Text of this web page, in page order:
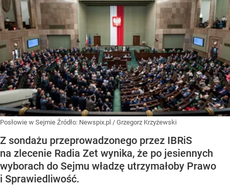
Posłowie w Sejmie Źródło: Newspix.pl / Grzegorz Krzyżewski
Z sondażu przeprowadzonego przez IBRiS
na zlecenie Radia Zet wynika, że po jesiennych
wyborach do Sejmu władzę utrzymałoby Prawo
i Sprawiedliwość.